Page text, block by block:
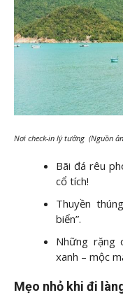
Nơi check-in lý tưởng (Nguồn
Bãi đá rêu
cổ tích!
Thuyền
biển”.
Những
xanh – mộc
Mẹo nhỏ khi đi